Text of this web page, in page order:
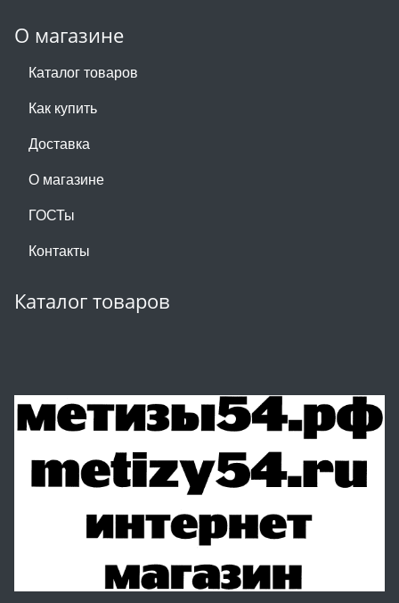
О магазине
Каталог товаров
Как купить
Доставка
О магазине
ГОСТы
Контакты
Каталог товаров